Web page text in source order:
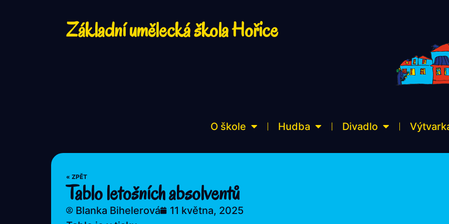
Základní umělecká škola Hořice
O škole Hudba Divadlo
« ZPĚT
Tablo letošních absolventů
Blanka Bihelerová
11 května, 2025